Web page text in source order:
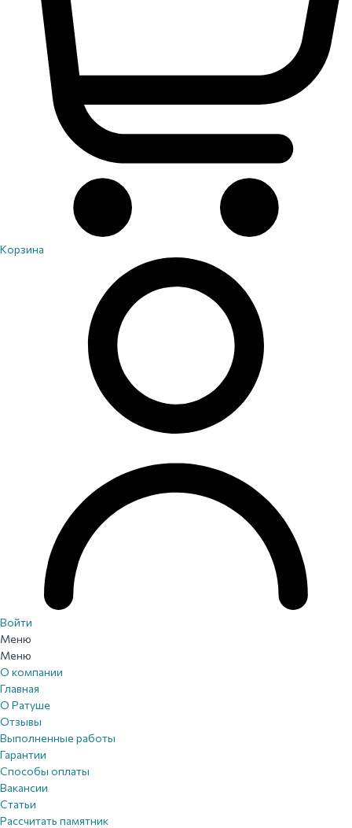
Корзина
Войти
Меню
Меню
О компании
Главная
О Ратуше
Отзывы
Выполненные работы
Гарантии
Способы оплаты
Вакансии
Статьи
Рассчитать памятник